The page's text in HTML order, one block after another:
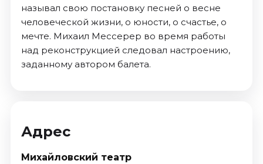
называл свою постановку песней о весне
человеческой жизни, о юности, о счастье, о
мечте. Михаил Мессерер во время работы
над реконструкцией следовал настроению,
заданному автором балета.
Адрес
Михайловский театр